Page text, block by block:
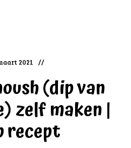
2021
(dip van
zelf maken |
recept